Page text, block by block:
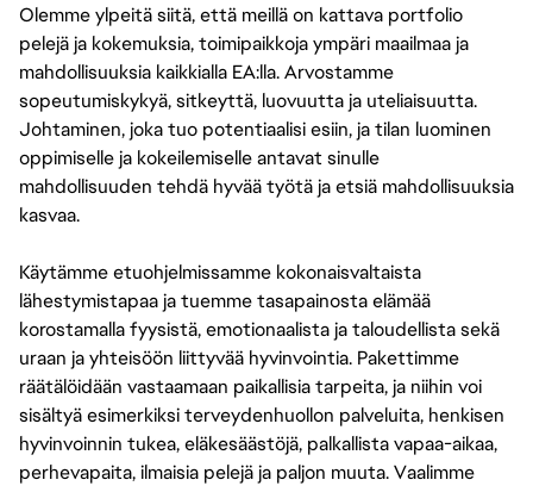
Olemme ylpeitä siitä, että meillä on kattava portfolio
pelejä ja kokemuksia, toimipaikkoja ympäri maailmaa ja
mahdollisuuksia kaikkialla EA:lla. Arvostamme
sopeutumiskykyä, sitkeyttä, luovuutta ja uteliaisuutta.
Johtaminen, joka tuo potentiaalisi esiin, ja tilan luominen
oppimiselle ja kokeilemiselle antavat sinulle
mahdollisuuden tehdä hyvää työtä ja etsiä mahdollisuuksia
kasvaa.
Käytämme etuohjelmissamme kokonaisvaltaista
lähestymistapaa ja tuemme tasapainosta elämää
korostamalla fyysistä, emotionaalista ja taloudellista sekä
uraan ja yhteisöön liittyvää hyvinvointia. Pakettimme
räätälöidään vastaamaan paikallisia tarpeita, ja niihin voi
sisältyä esimerkiksi terveydenhuollon palveluita, henkisen
hyvinvoinnin tukea, eläkesäästöjä, palkallista vapaa-aikaa,
perhevapaita, ilmaisia pelejä ja paljon muuta. Vaalimme